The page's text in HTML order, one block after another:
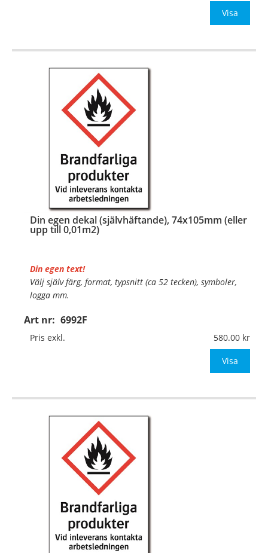
Visa
Din egen dekal (självhäftande), 74x105mm (eller
upp till 0,01m2)
Art nr: 6992F
Din egen text!
Välj själv färg, format, typsnitt (ca 52 tecken), symboler,
logga mm.
Material:Självhäftande folie
Mått:74x105mm (eller annat mått upp till 0,01m²)
Pris exkl. 580.00
Visa